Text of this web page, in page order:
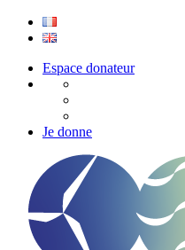
Espace donateur
Je donne